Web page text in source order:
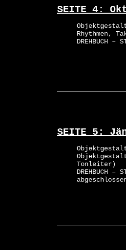
SEITE 4:
Rhythmen,
DREHBUCH
SEITE 5:
Tonleiter)
DREHBUCH –